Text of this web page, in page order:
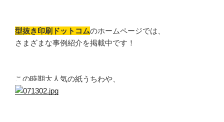
型抜き印刷ドットコムのホームページでは、
さまざまな事例紹介を掲載中です！
この時期大人気の紙うちわや、